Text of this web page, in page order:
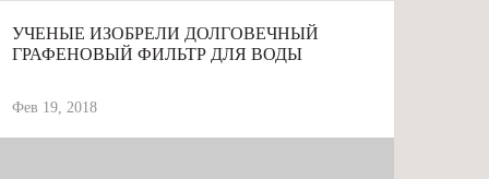
УЧЕНЫЕ ИЗОБРЕЛИ ДОЛГОВЕЧНЫЙ
ГРАФЕНОВЫЙ ФИЛЬТР ДЛЯ ВОДЫ
Фев 19, 2018